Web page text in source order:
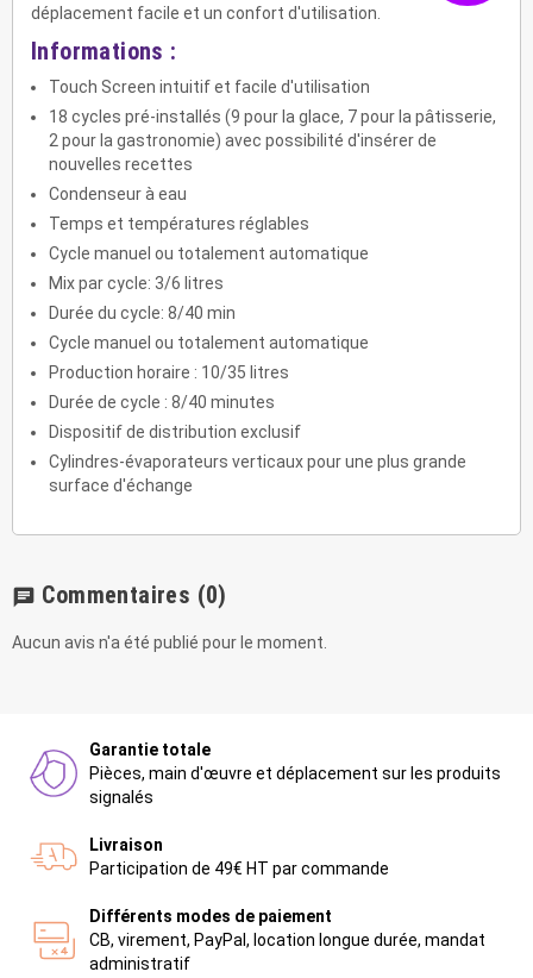
déplacement facile et un confort d'utilisation.
Informations :
Touch Screen intuitif et facile d'utilisation
18 cycles pré-installés (9 pour la glace, 7 pour la pâtisserie,
2 pour la gastronomie) avec possibilité d'insérer de
nouvelles recettes
Condenseur à eau
Temps et températures réglables
Cycle manuel ou totalement automatique
Mix par cycle: 3/6 litres
Durée du cycle: 8/40 min
Cycle manuel ou totalement automatique
Production horaire : 10/35 litres
Durée de cycle : 8/40 minutes
Dispositif de distribution exclusif
Cylindres-évaporateurs verticaux pour une plus grande
surface d'échange
chat Commentaires (0)
Aucun avis n'a été publié pour le moment.
Garantie totale
Pièces, main d'œuvre et déplacement sur les produits
signalés
Livraison
Participation de 49€ HT par commande
Différents modes de paiement
CB, virement, PayPal, location longue durée, mandat
administratif